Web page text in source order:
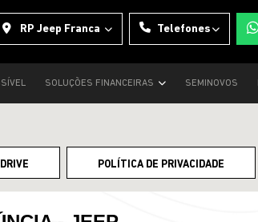
RP Jeep Franca Telefones
SOLUÇÕES FINANCEIRAS SEMINOVOS
POLÍTICA DE PRIVACIDADE